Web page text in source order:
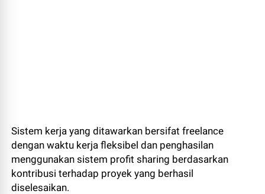
Sistem kerja yang ditawarkan bersifat freelance
dengan waktu kerja fleksibel dan penghasilan
menggunakan sistem profit sharing berdasarkan
kontribusi terhadap proyek yang berhasil
diselesaikan.